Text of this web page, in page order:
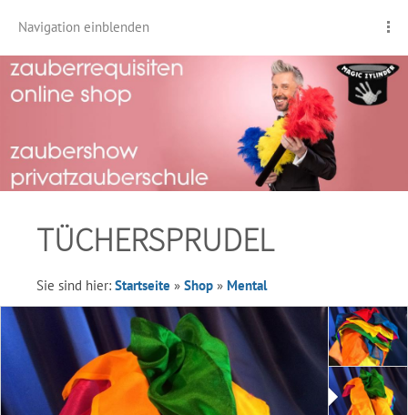
Navigation einblenden
TÜCHERSPRUDEL
Sie sind hier: Startseite » Shop » Mental